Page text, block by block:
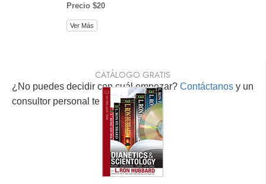
Precio $20
Ver Más
¿No puedes decidir con cuál empezar? Contáctanos y un
consultor personal te ayudará.
CATÁLOGO GRATIS